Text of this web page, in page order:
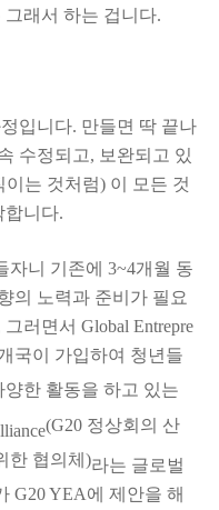
래서 하는 겁니다.
입니다. 만들면 딱 끝나
수정되고, 보완되고 있
는 것처럼) 이 모든 것
합니다.
자니 기존에 3~4개월 동
의 노력과 준비가 필요
러면서 Global Entrepre
국이 가입하여 청년들
양한 활동을 하고 있는
(G20 정상회의 산
한 협의체)라는 글로벌
G20 YEA에 제안을 해